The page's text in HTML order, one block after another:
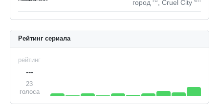
город
, Cruel City
Рейтинг сериала
рейтинг
---
23
голоса